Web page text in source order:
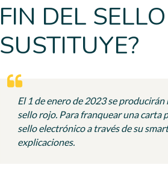
FIN DEL
SUSTITUYE?
El 1 de enero de 2023 se
sello rojo. Para franquear una
sello electrónico a través de su
explicaciones.